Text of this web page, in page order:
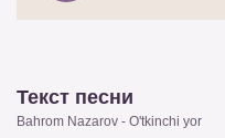
Текст песни
Bahrom Nazarov - O'tkinchi yor